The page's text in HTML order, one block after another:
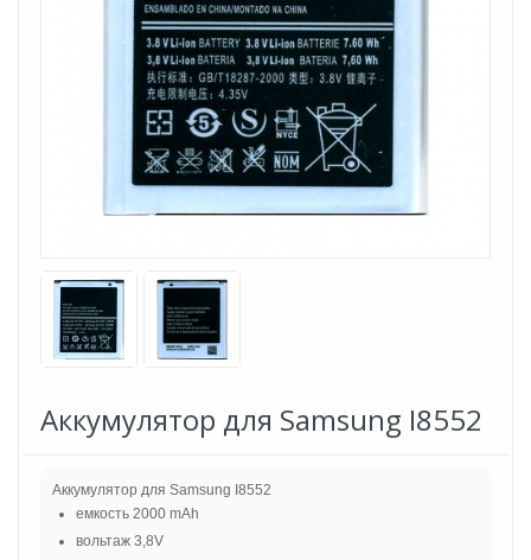
Аккумулятор для Samsung I8552
Аккумулятор для Samsung I8552
емкость 2000 mAh
вольтаж 3,8V